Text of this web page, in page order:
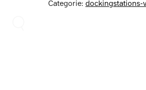
Categorie: dockingstations-